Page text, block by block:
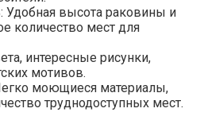
Удобная высота раковины и
количество мест для
интересные рисунки,
мотивов.
моющиеся материалы,
труднодоступных мест.